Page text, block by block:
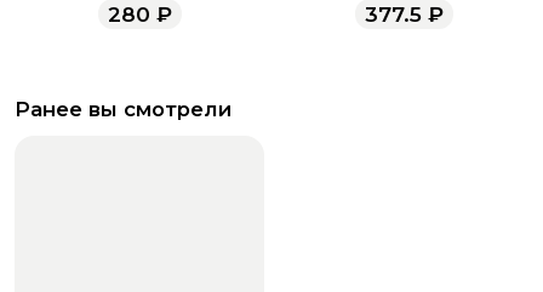
280 ₽ 377.5₽
Ранее вы смотрели